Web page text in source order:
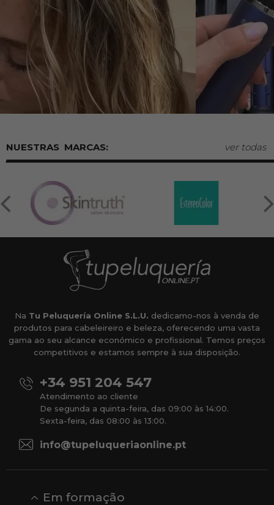
MARCAS: ver todas
Na Tu Peluquería Online S.L.U. dedicamo-nos à venda de
produtos para cabeleireiro e beleza, oferecendo uma vasta
gama ao seu alcance económico e profissional. Temos preços
competitivos e estamos sempre à sua disposição.
+34 951 204 547
Atendimento ao cliente
De segunda a quinta-feira, das 09:00 às 14:00.
Sexta-feira, das 08:00 às 13:00.
info@tupeluqueriaonline.pt
Em formação